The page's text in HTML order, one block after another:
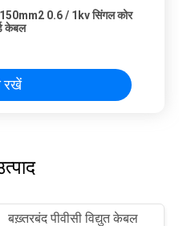
0.6 / 1kv सिंगल कोर
केबल
रखें
बख़्तरबंद पीवीसी विद्युत केबल